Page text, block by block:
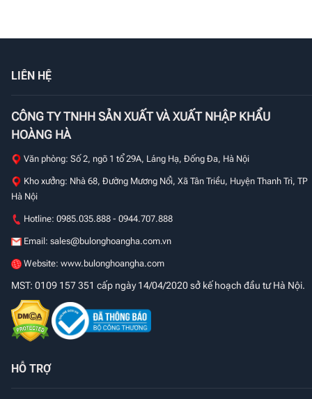
LIÊN HỆ
CÔNG TY TNHH SẢN XUẤT VÀ XUẤT NHẬP KHẨU
HOÀNG HÀ
Văn phòng: Số 2, ngõ 1 tổ 29A, Láng Hạ, Đống Đa, Hà Nội
Kho xưởng: Nhà 68, Đường Mương Nổi, Xã Tân Triều, Huyện Thanh Trì, TP
Hà Nội
Hotline: 0985.035.888 - 0944.707.888
Email: sales@bulonghoangha.com.vn
Website: www.bulonghoangha.com
MST: 0109 157 351 cấp ngày 14/04/2020 sở kế hoạch đầu tư Hà Nội.
HỖ TRỢ